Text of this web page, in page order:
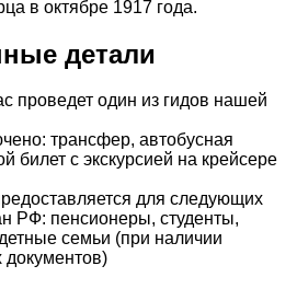
в октябре 1917 года.
детали
проведет один из гидов нашей
трансфер, автобусная
билет с экскурсией на крейсере
для следующих
РФ: пенсионеры, студенты,
семьи (при наличии
документов)